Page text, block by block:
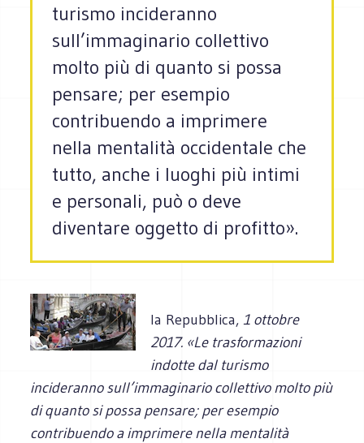
turismo incideranno
sull’immaginario collettivo
molto più di quanto si possa
pensare; per esempio
contribuendo a imprimere
nella mentalità occidentale che
tutto, anche i luoghi più intimi
e personali, può o deve
diventare oggetto di profitto».
la Repubblica,1 ottobre
2017. «Le trasformazioni
indotte dal turismo
incideranno sull’immaginario collettivo molto più
di quanto si possa pensare; per esempio
contribuendo a imprimere nella mentalità